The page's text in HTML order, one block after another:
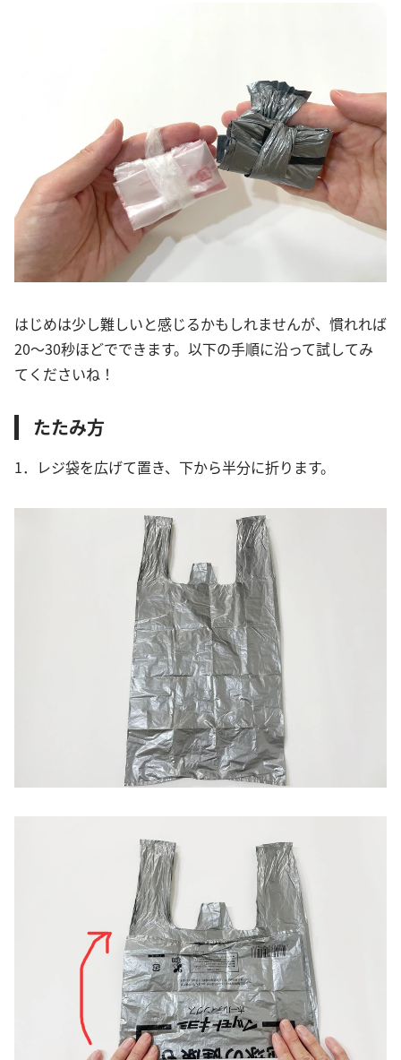
はじめは少し難しいと感じるかもしれませんが、慣れれば
20〜30秒ほどでできます。以下の手順に沿って試してみ
てくださいね！
たたみ方
1．レジ袋を広げて置き、下から半分に折ります。